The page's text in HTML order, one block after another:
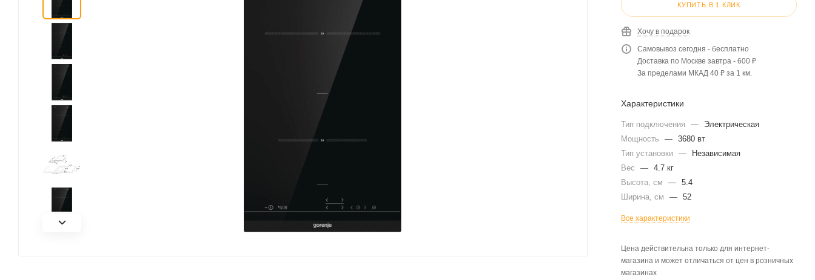
КУПИТЬ В 1 КЛИК
Хочу в подарок
Самовывоз сегодня - бесплатно
Доставка по Москве завтра - 600 ₽
За пределами МКАД 40 ₽ за 1 км.
Характеристики
Тип подключения —
Электрическая
Мощность
— 3680 вт
Тип установки —
Независимая
Вес
— 4.7 кг
Высота, см
— 5.4
Ширина, см
— 52
Все характеристики
Цена действительна только для интернет-
магазина и может отличаться от цен в розничных
магазинах